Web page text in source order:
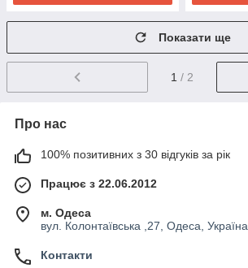
Показати ще
1 / 2
Про нас
100% позитивних з 30 відгуків за рік
Працює з 22.06.2012
м. Одеса
вул. Колонтаївська ,27, Одеса, Україна
Контакти